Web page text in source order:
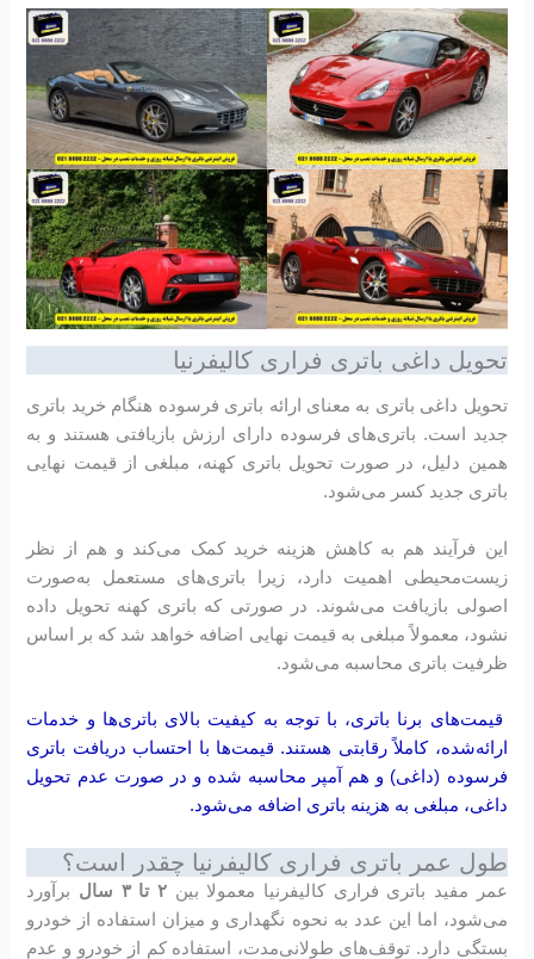
تحویل داغی باتری فراری کالیفرنیا
تحویل داغی باتری به معنای ارائه باتری فرسوده هنگام خرید باتری
جدید است. باتری‌های فرسوده دارای ارزش بازیافتی هستند و به
همین دلیل، در صورت تحویل باتری کهنه، مبلغی از قیمت نهایی
باتری جدید کسر می‌شود.
این فرآیند هم به کاهش هزینه خرید کمک می‌کند و هم از نظر
زیست‌محیطی اهمیت دارد، زیرا باتری‌های مستعمل به‌صورت
اصولی بازیافت می‌شوند. در صورتی که باتری کهنه تحویل داده
نشود، معمولاً مبلغی به قیمت نهایی اضافه خواهد شد که بر اساس
ظرفیت باتری محاسبه می‌شود.
قیمت‌های برنا باتری، با توجه به کیفیت بالای باتری‌ها و خدمات
ارائه‌شده، کاملاً رقابتی هستند. قیمت‌ها با احتساب دریافت باتری
فرسوده (داغی) و هم آمپر محاسبه شده و در صورت عدم تحویل
داغی، مبلغی به هزینه باتری اضافه می‌شود.
طول عمر باتری فراری کالیفرنیا چقدر است؟
عمر مفید باتری فراری کالیفرنیا معمولا بین ۲ تا ۳ سال
برآورد
می‌شود، اما این عدد به نحوه نگهداری و میزان استفاده از خودرو
بستگی دارد. توقف‌های طولانی‌مدت، استفاده کم از خودرو و عدم